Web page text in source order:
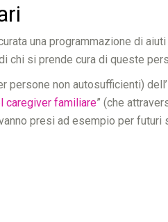
una programmazione di
chi si prende cura di queste
persone non autosufficienti)
caregiver familiare” (che
presi ad esempio per futuri